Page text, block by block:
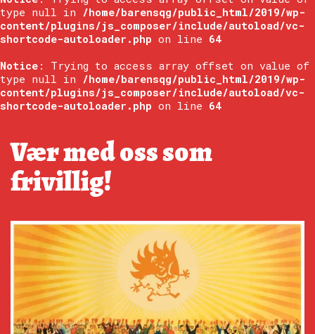
type null in /home/barensqg/public_html/2019/wp-
content/plugins/js_composer/include/autoload/vc-
shortcode-autoloader.php on line 64
Notice : Trying to access array offset on value of
type null in /home/barensqg/public_html/2019/wp-
content/plugins/js_composer/include/autoload/vc-
shortcode-autoloader.php on line 64
Vær med oss som
frivillig!